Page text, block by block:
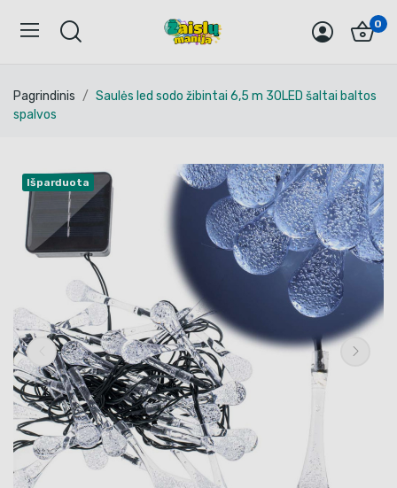
0
Pagrindinis
Saulės led sodo žibintai 6,5 m 30LED šaltai baltos
spalvos
Išparduota